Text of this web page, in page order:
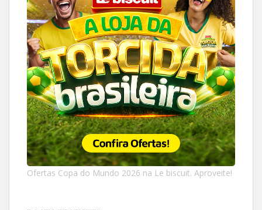
Ofertas Copa do Mundo 2026 na Le biscuit. Aproveite!